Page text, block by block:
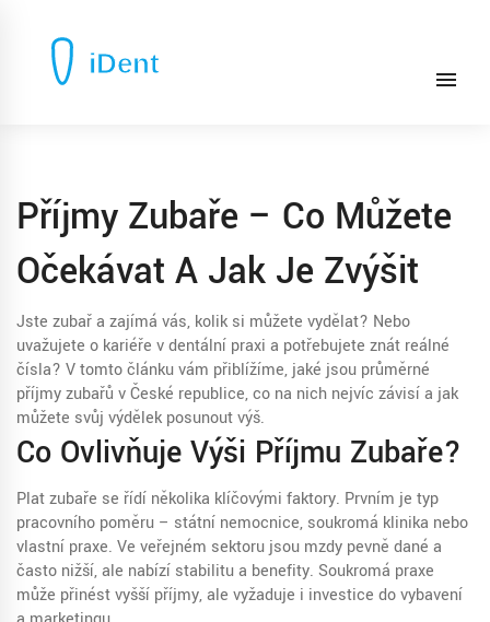
Příjmy Zubaře – Co Můžete
Očekávat A Jak Je Zvýšit
Jste zubař a zajímá vás, kolik si můžete vydělat? Nebo
uvažujete o kariéře v dentální praxi a potřebujete znát reálné
čísla? V tomto článku vám přiblížíme, jaké jsou průměrné
příjmy zubařů v České republice, co na nich nejvíc závisí a jak
můžete svůj výdělek posunout výš.
Co Ovlivňuje Výši Příjmu Zubaře?
Plat zubaře se řídí několika klíčovými faktory. Prvním je typ
pracovního poměru – státní nemocnice, soukromá klinika nebo
vlastní praxe. Ve veřejném sektoru jsou mzdy pevně dané a
často nižší, ale nabízí stabilitu a benefity. Soukromá praxe
může přinést vyšší příjmy, ale vyžaduje i investice do vybavení